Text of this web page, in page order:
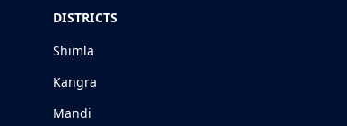
DISTRICTS
Shimla
Kangra
Mandi